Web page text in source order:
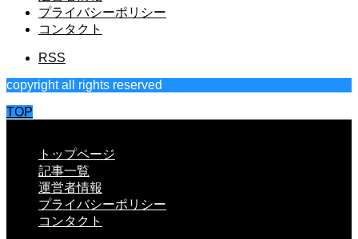
プライバシーポリシー
コンタクト
RSS
copyright all rights reserved
TOP
トップページ
記事一覧
運営者情報
プライバシーポリシー
コンタクト